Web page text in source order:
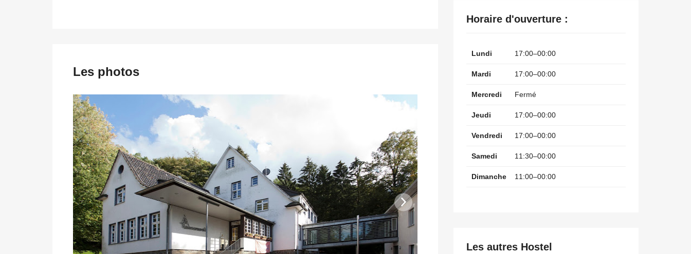
Les photos
Horaire d'ouverture :
Lundi 17:00–00:00
Mardi 17:00–00:00
Mercredi Fermé
Jeudi 17:00–00:00
Vendredi 17:00–00:00
Samedi 11:30–00:00
Dimanche 11:00–00:00
Les autres Hostel